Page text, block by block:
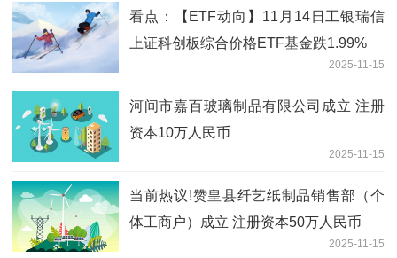
看点：【ETF动向】11月14日工银瑞信
上证科创板综合价格ETF基金跌1.99%
2025-11-15
河间市嘉百玻璃制品有限公司成立 注册
资本10万人民币
2025-11-15
当前热议!赞皇县纤艺纸制品销售部（个
体工商户）成立 注册资本50万人民币
2025-11-15